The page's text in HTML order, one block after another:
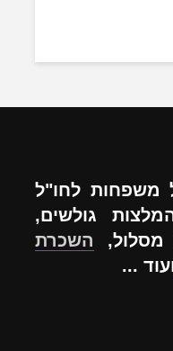
משפחות לחו"ל
גולשים,
מסלול, השכרת
...